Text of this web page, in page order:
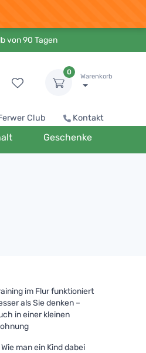
von 90 Tagen
0
Warenkorb
Club Kontakt
Geschenke
im Flur funktioniert
als Sie denken –
in einer kleinen
man ein Kind dabei